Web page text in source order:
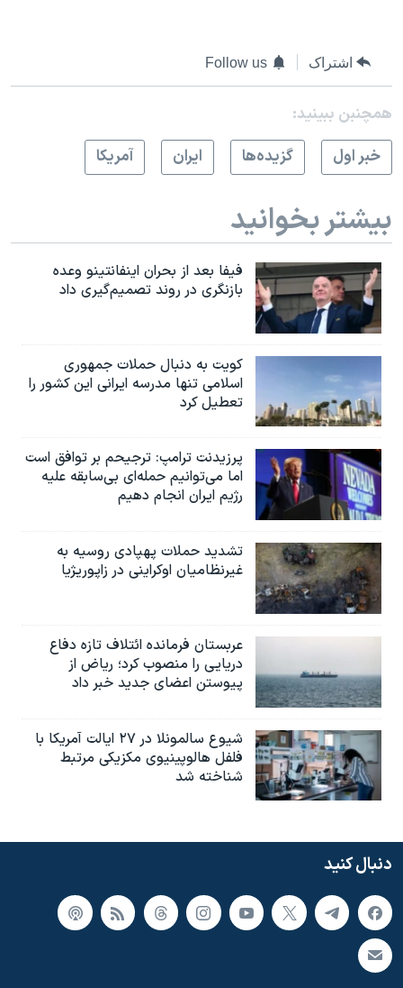
اشتراک Follow us
همچنبن ببینید:
خبر اول
گزيده‌ها ايران آمريکا
بیشتر بخوانید
فیفا بعد از بحران اینفانتینو وعده
بازنگری در روند تصمیم‌گیری داد
کویت به دنبال حملات جمهوری
اسلامی تنها مدرسه ایرانی این کشور را
تعطیل کرد
پرزیدنت ترامپ: ترجیحم بر توافق است
اما می‌توانیم حمله‌ای بی‌سابقه علیه
رژیم ایران انجام دهیم
تشدید حملات پهپادی روسیه به
غیرنظامیان اوکراینی در زاپوریژیا
عربستان فرمانده ائتلاف تازه دفاع
دریایی را منصوب کرد؛ ریاض از
پیوستن اعضای جدید خبر داد
شیوع سالمونلا در ۲۷ ایالت آمریکا با
فلفل هالوپینیوی مکزیکی مرتبط
شناخته شد
دنبال کنید